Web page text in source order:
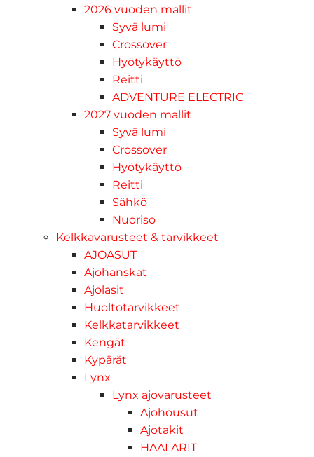
2026 vuoden mallit
Syvä lumi
Crossover
Hyötykäyttö
Reitti
ADVENTURE ELECTRIC
2027 vuoden mallit
Syvä lumi
Crossover
Hyötykäyttö
Reitti
Sähkö
Nuoriso
Kelkkavarusteet & tarvikkeet
AJOASUT
Ajohanskat
Ajolasit
Huoltotarvikkeet
Kelkkatarvikkeet
Kengät
Kypärät
Lynx
Lynx ajovarusteet
Ajohousut
Ajotakit
HAALARIT